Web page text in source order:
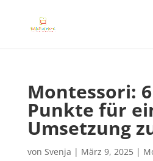
Montessori:
Punkte für
Umsetzung
von Svenja | März 9, 2025|